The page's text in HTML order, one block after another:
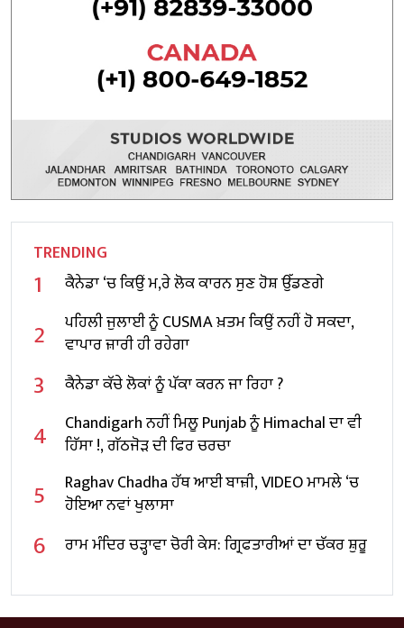
TRENDING
1 ਕੈਨੇਡਾ ‘ਚ ਕਿਉਂ ਮ,ਰੇ ਲੋਕ ਕਾਰਨ ਸੁਣ ਹੋਸ਼ ਉੱਡਣਗੇ
2
ਪਹਿਲੀ ਜੁਲਾਈ ਨੂੰ CUSMA ਖ਼ਤਮ ਕਿਉਂ ਨਹੀਂ ਹੋ ਸਕਦਾ,
ਵਾਪਾਰ ਜ਼ਾਰੀ ਹੀ ਰਹੇਗਾ
3 ਕੈਨੇਡਾ ਕੱਚੇ ਲੋਕਾਂ ਨੂੰ ਪੱਕਾ ਕਰਨ ਜਾ ਰਿਹਾ ?
4
Chandigarh ਨਹੀਂ ਮਿਲੂ Punjab ਨੂੰ Himachal ਦਾ ਵੀ
ਹਿੱਸਾ !, ਗੱਠਜੋੜ ਦੀ ਫਿਰ ਚਰਚਾ
5
Raghav Chadha ਹੱਥ ਆਈ ਬਾਜ਼ੀ, VIDEO ਮਾਮਲੇ ‘ਚ
ਹੋਇਆ ਨਵਾਂ ਖੁਲਾਸਾ
6 ਰਾਮ ਮੰਦਿਰ ਚੜ੍ਹਾਵਾ ਚੋਰੀ ਕੇਸ: ਗ੍ਰਿਫਤਾਰੀਆਂ ਦਾ ਚੱਕਰ ਸ਼ੁਰੂ